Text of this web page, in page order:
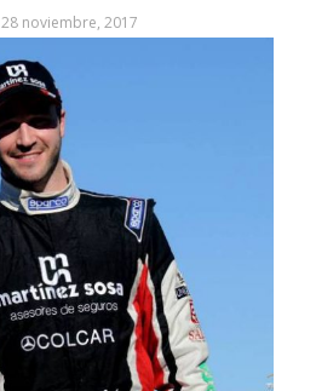
28 noviembre, 2017